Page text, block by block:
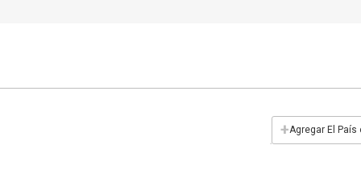
+Agregar El País